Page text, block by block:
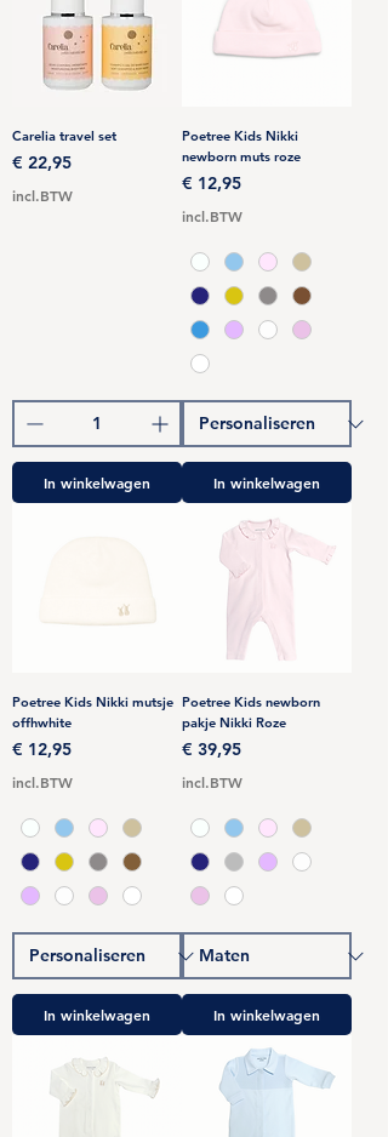
Carelia travel set
Prijs
€ 22,95
incl.BTW
In winkelwagen
Poetree Kids Nikki
newborn muts roze
Prijs
€ 12,95
incl.BTW
In winkelwagen
Poetree Kids Nikki mutsje
offhwhite
Prijs
€ 12,95
incl.BTW
In winkelwagen
Poetree Kids newborn
pakje Nikki Roze
Prijs
€ 39,95
incl.BTW
In winkelwagen